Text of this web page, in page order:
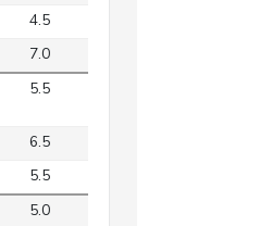
4.5
7.0
5.5
6.5
5.5
5.0